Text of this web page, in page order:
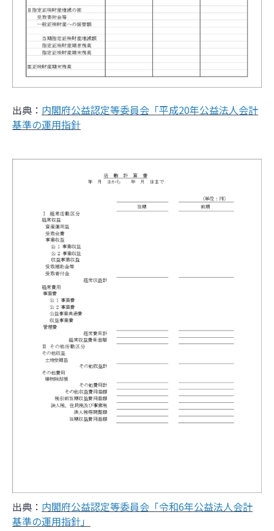
出典： 内閣府公益認定等委員会「平成20年公益法人会計
基準の運用指針
出典： 内閣府公益認定等委員会「令和6年公益法人会計
基準の運用指針」